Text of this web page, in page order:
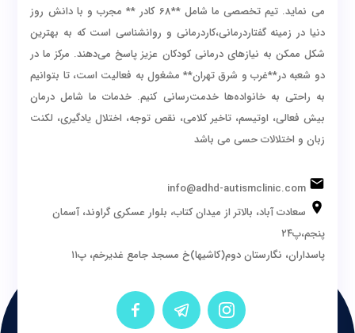
می نماید. تیم تخصصی ما شامل **68 کادر ** مجرب و با دانش روز
دنیا در زمینه گفتاردرمانی،کاردرمانی و روانشناسی است که به بهترین
شکل ممکن به نیازهای درمانی کودکان عزیز پاسخ می‌دهند. مرکز ما در
دو شعبه در**غرب و شرق تهران** مشغول به فعالیت است، تا بتوانیم
به راحتی به خانواده‌ها خدمت‌رسانی کنیم. خدمات ما شامل درمان
بیش فعالی، اوتیسم، تاخیر کلامی، نقص توجه، اختلال یادگیری، لکنت
زبان و اختلالات حسی می باشد
info@adhd-autismclinic.com
سعادت آباد، بالاتر از میدان کتاب، بلوار عسکری گراوند، آسمان
پنجم،پ۲۴
پاسداران، نگارستان دوم(کاشیها)خ مسجد جامع غدیرخم، پ۱۱